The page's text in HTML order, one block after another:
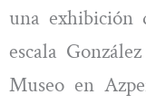
una exhibición
escala
Museo en